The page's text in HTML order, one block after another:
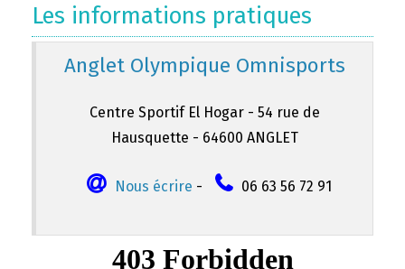
Les informations pratiques
Anglet Olympique Omnisports
Centre Sportif El Hogar - 54 rue de
Hausquette - 64600 ANGLET
Nous écrire - 06 63 56 72 91